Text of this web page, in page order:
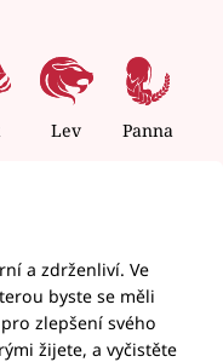
Lev Panna
a zdrženliví. Ve
byste se měli
zlepšení svého
žijete, a vyčistěte